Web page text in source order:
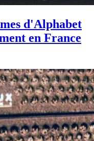
d'Alphabet
en France